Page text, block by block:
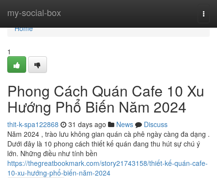
my-social-box
Home
Home
1
Phong Cách Quán Cafe 10 Xu
Hướng Phổ Biến Năm 2024
thit-k-spa122868 31 days ago News
Discuss
Năm 2024 , trào lưu không gian quán cà phê ngày càng đa dạng .
Dưới đây là 10 phong cách thiết kế quán đang thu hút sự chú ý
lớn. Những điều như tính bền
https://thegreatbookmark.com/story21743158/thiết-kế-quán-cafe-
10-xu-hướng-phổ-biến-năm-2024